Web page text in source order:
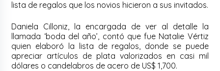
lista de regalos que los novios hicieron a sus invitados.
Daniela Cilloniz, la encargada de ver al detalle la
llamada ‘boda del año’, contó que fue Natalie Vértiz
quien elaboró la lista de regalos, donde se puede
apreciar artículos de plata valorizados en casi mil
dólares o candelabros de acero de US$ 1,700.